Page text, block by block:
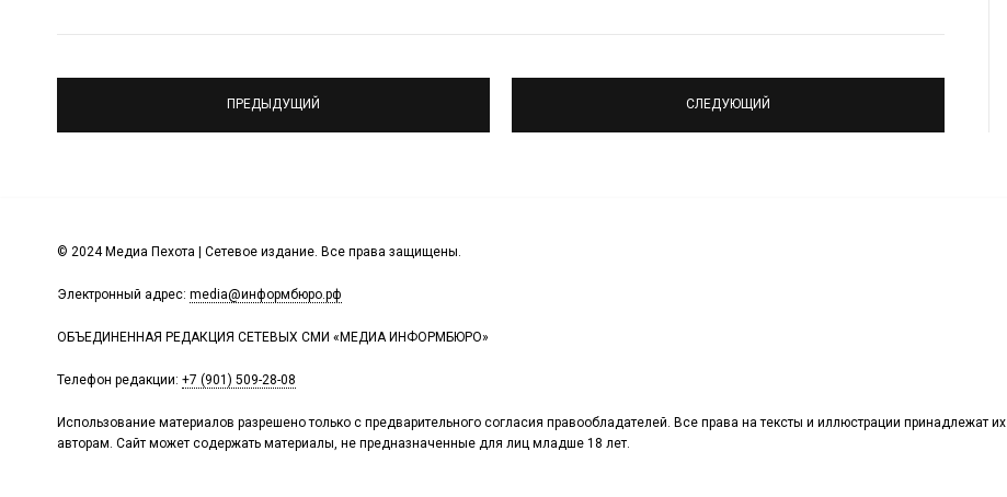
ПРЕДЫДУЩИЙ СЛЕДУЮЩИЙ
© 2024 Медиа Пехота | Сетевое издание. Все права защищены.
Электронный адрес: media@информбюро.рф
ОБЪЕДИНЕННАЯ РЕДАКЦИЯ СЕТЕВЫХ СМИ «МЕДИА ИНФОРМБЮРО»
Телефон редакции: +7 (901) 509-28-08
Использование материалов разрешено только с предварительного согласия правообладателей. Все права на тексты и иллюстрации принадлежат их
авторам. Сайт может содержать материалы, не предназначенные для лиц младше 18 лет.